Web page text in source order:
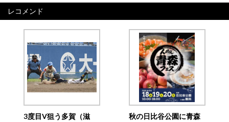
レコメンド
3度目V狙う多賀（滋
秋の日比谷公園に青森